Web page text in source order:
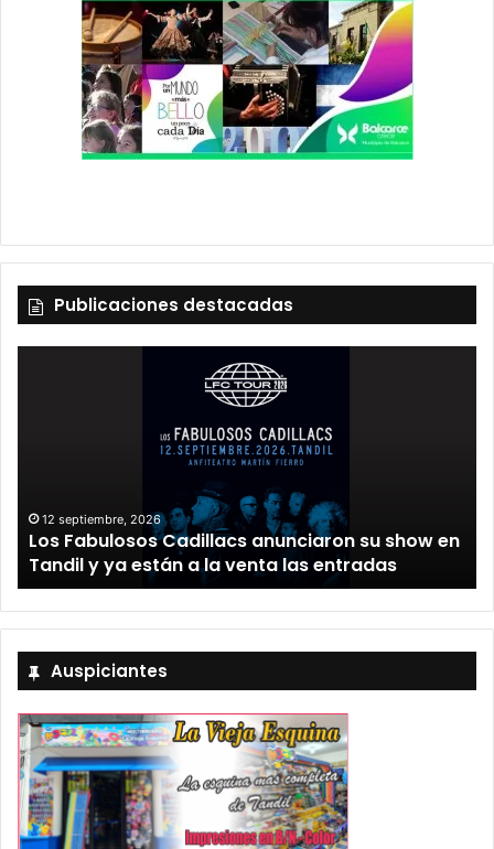
Publicaciones destacadas
12 septiembre, 2026
Los Fabulosos Cadillacs anunciaron su show en
Tandil y ya están a la venta las entradas
Auspiciantes